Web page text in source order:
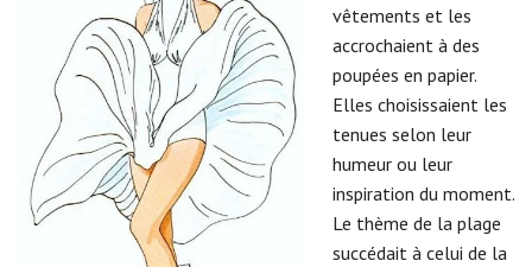
vêtements et les
accrochaient à des
poupées en papier.
Elles choisissaient les
tenues selon leur
humeur ou leur
inspiration du moment.
Le thème de la plage
succédait à celui de la